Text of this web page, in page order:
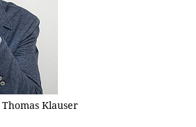
Thomas Klauser